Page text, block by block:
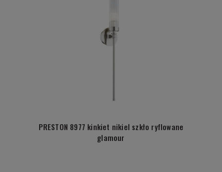
PRESTON 8977 kinkiet nikiel szkło ryflowane
glamour